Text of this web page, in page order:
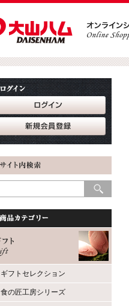
ギフトセレクション
食の匠工房シリーズ